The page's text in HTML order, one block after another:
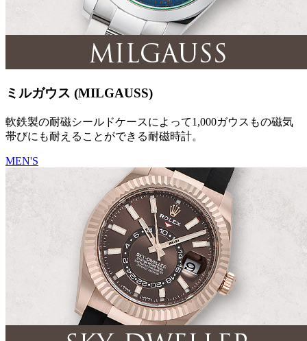
ミルガウス (MILGAUSS)
軟鉄製の耐磁シールドケースによって1,000ガウスもの磁気
帯びにも耐えることができる耐磁時計。
MEN'S